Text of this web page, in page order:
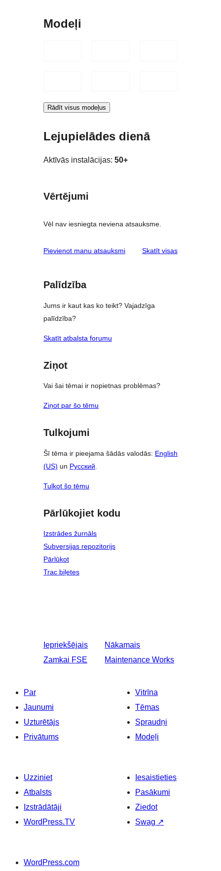
Modeļi
Rādīt visus modeļus
Lejupielādes dienā
Aktīvās instalācijas: 50+
Vērtējumi
Vēl nav iesniegta neviena atsauksme.
Pievienot manu atsauksmi Skatīt visasatsauksmes
Palīdzība
Jums ir kaut kas ko teikt? Vajadzīga
palīdzība?
Skatīt atbalsta forumu
Ziņot
Vai šai tēmai ir nopietnas problēmas?
Ziņot par šo tēmu
Tulkojumi
Šī tēma ir pieejama šādās valodās: English
(US) un Русский
Tulkot šo tēmu
Pārlūkojiet kodu
Izstrādes žurnāls
Subversijas repozitorijs
Pārlūkot
Trac biļetes
Iepriekšējais
Zamkai FSE
Nākamais
Maintenance Works
Par
Jaunumi
Uzturētājs
Privātums
Vitrīna
Tēmas
Spraudņi
Modeļi
Uzziniet
Atbalsts
Izstrādātāji
WordPress.TV
Iesaistieties
Pasākumi
Ziedot
Swag ↗
WordPress.com